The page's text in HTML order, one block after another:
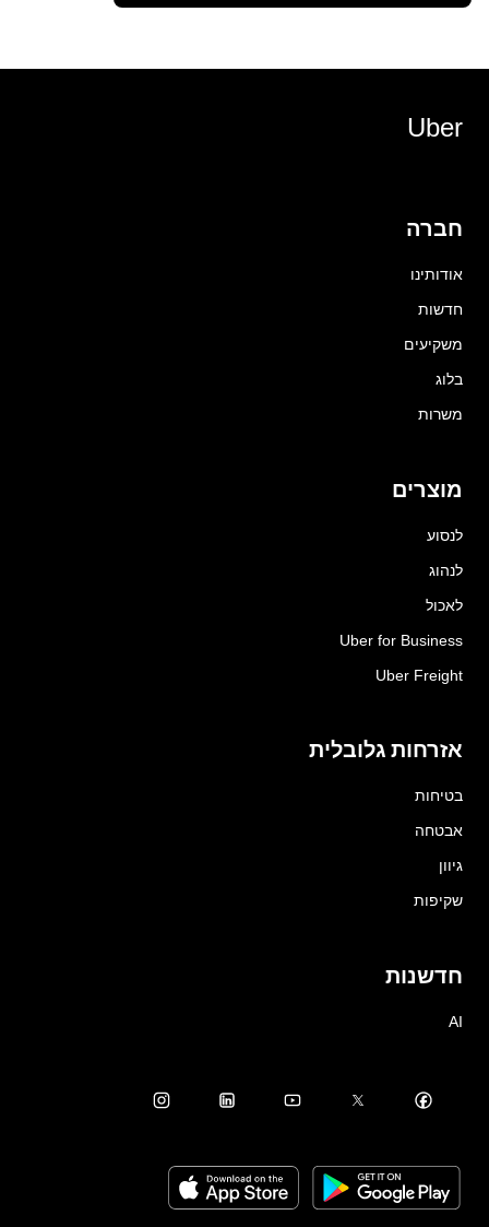
Uber
חברה
אודותינו
חדשות
משקיעים
בלוג
משרות
מוצרים
לנסוע
לנהוג
לאכול
Uber for Business
Uber Freight
אזרחות גלובלית
בטיחות
אבטחה
גיוון
שקיפות
חדשנות
AI